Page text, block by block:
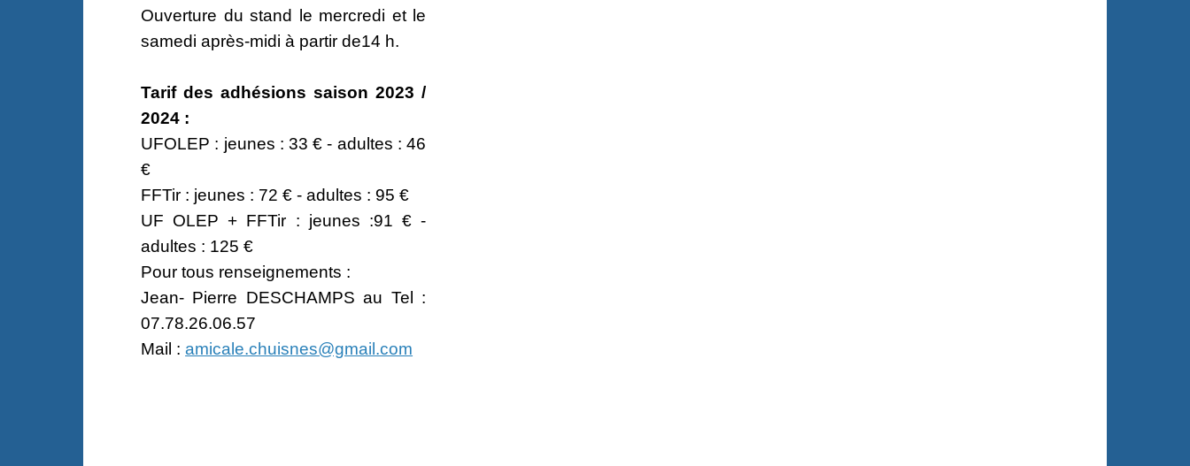
Ouverture du stand le mercredi et le
samedi après-midi à partir de14 h.
Tarif des adhésions saison 2023 /
2024 :
UFOLEP : jeunes : 33 € - adultes : 46
€
FFTir : jeunes : 72 € - adultes : 95 €
UF OLEP + FFTir : jeunes :91 € -
adultes : 125 €
Pour tous renseignements :
Jean- Pierre DESCHAMPS au Tel :
07.78.26.06.57
Mail :amicale.chuisnes@gmail.com